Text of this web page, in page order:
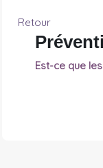
Retour
Est-ce que